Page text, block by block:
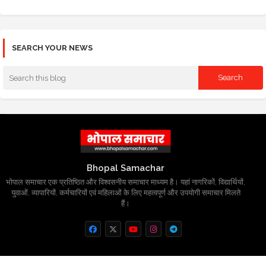
SEARCH YOUR NEWS
Bhopal Samachar
भोपाल समाचार एक प्रतिष्ठित और विश्वसनीय समाचार माध्यम है। यहां नागरिकों, विद्यार्थियों,
युवाओं, व्यापारियों, कर्मचारियों एवं महिलाओं के लिए महत्वपूर्ण और उपयोगी समाचार मिलते
हैं।